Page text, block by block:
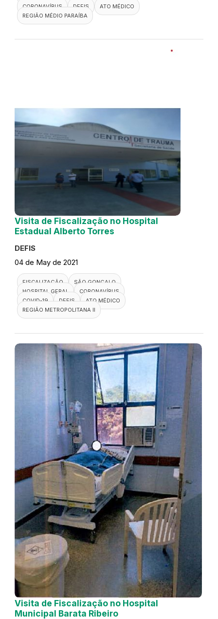
CORONAVÍRUS
DEFIS
ATO MÉDICO
REGIÃO MÉDIO PARAÍBA
Visita de Fiscalização no Hospital
Estadual Alberto Torres
DEFIS
04 de May de 2021
FISCALIZAÇÃO
SÃO GONÇALO
HOSPITAL GERAL
CORONAVÍRUS
COVID-19
DEFIS
ATO MÉDICO
REGIÃO METROPOLITANA II
Visita de Fiscalização no Hospital
Municipal Barata Ribeiro